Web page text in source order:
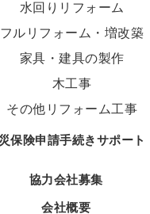
水回りリフォーム
フルリフォーム・増改築
家具・建具の製作
木工事
その他リフォーム工事
保険申請手続きサポート
協力会社募集
会社概要